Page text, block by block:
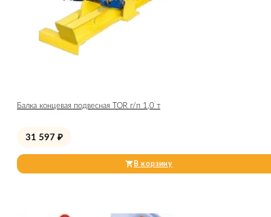
Балка концевая подвесная TOR г/п 1,0 т
31 597 ₽
В корзину